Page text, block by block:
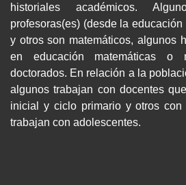
historiales académicos.
profesoras(es) (desde la
y otros son matemáticos, algunos
en educación matemáticas o
doctorados. En relación a la
algunos trabajan con docentes
inicial y ciclo primario y otros con
trabajan con adolescentes.